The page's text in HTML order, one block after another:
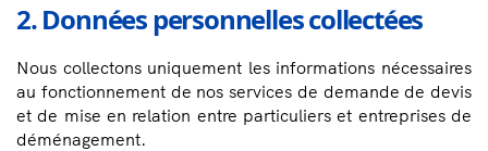
2. Données personnelles collectées
Nous collectons uniquement les informations nécessaires
au fonctionnement de nos services de demande de devis
et de mise en relation entre particuliers et entreprises de
déménagement.